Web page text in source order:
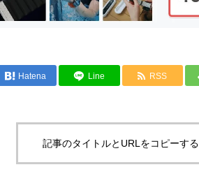
Hatena Line RSS
記事のタイトルとURLをコピーする